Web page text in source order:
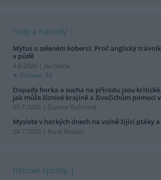
rady a návody
Mýtus o zeleném koberci: Proč anglický
v půdě
4.8.2026 | Jan Skala
Diskuse: 34
Dopady horka a sucha na přírodu jsou kritické.
jak může žíznivé krajině a živočichům pomoci
29.7.2026 | Zuzana Kučerová
Myslete v horkých dnech na volně žijící ptáky
28.7.2026 | Karel Makoň
tiskové zprávy